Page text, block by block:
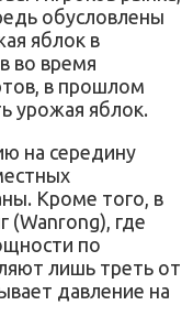
обусловлены
яблок в
во время
в прошлом
урожая яблок.
на середину
Кроме того, в
(Wanrong), где
по
лишь треть от
давление на